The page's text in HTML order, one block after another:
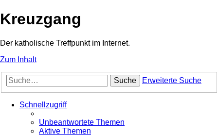
Kreuzgang
Der katholische Treffpunkt im Internet.
Zum Inhalt
Suche Erweiterte Suche
Schnellzugriff
Unbeantwortete Themen
Aktive Themen